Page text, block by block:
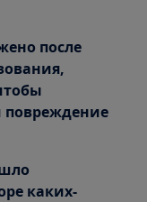
после
повреждение
каких-